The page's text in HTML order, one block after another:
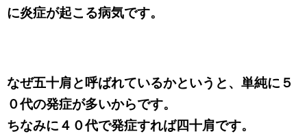
に炎症が起こる病気です。
なぜ五十肩と呼ばれているかというと、単純に５
０代の発症が多いからです。
ちなみに４０代で発症すれば四十肩です。